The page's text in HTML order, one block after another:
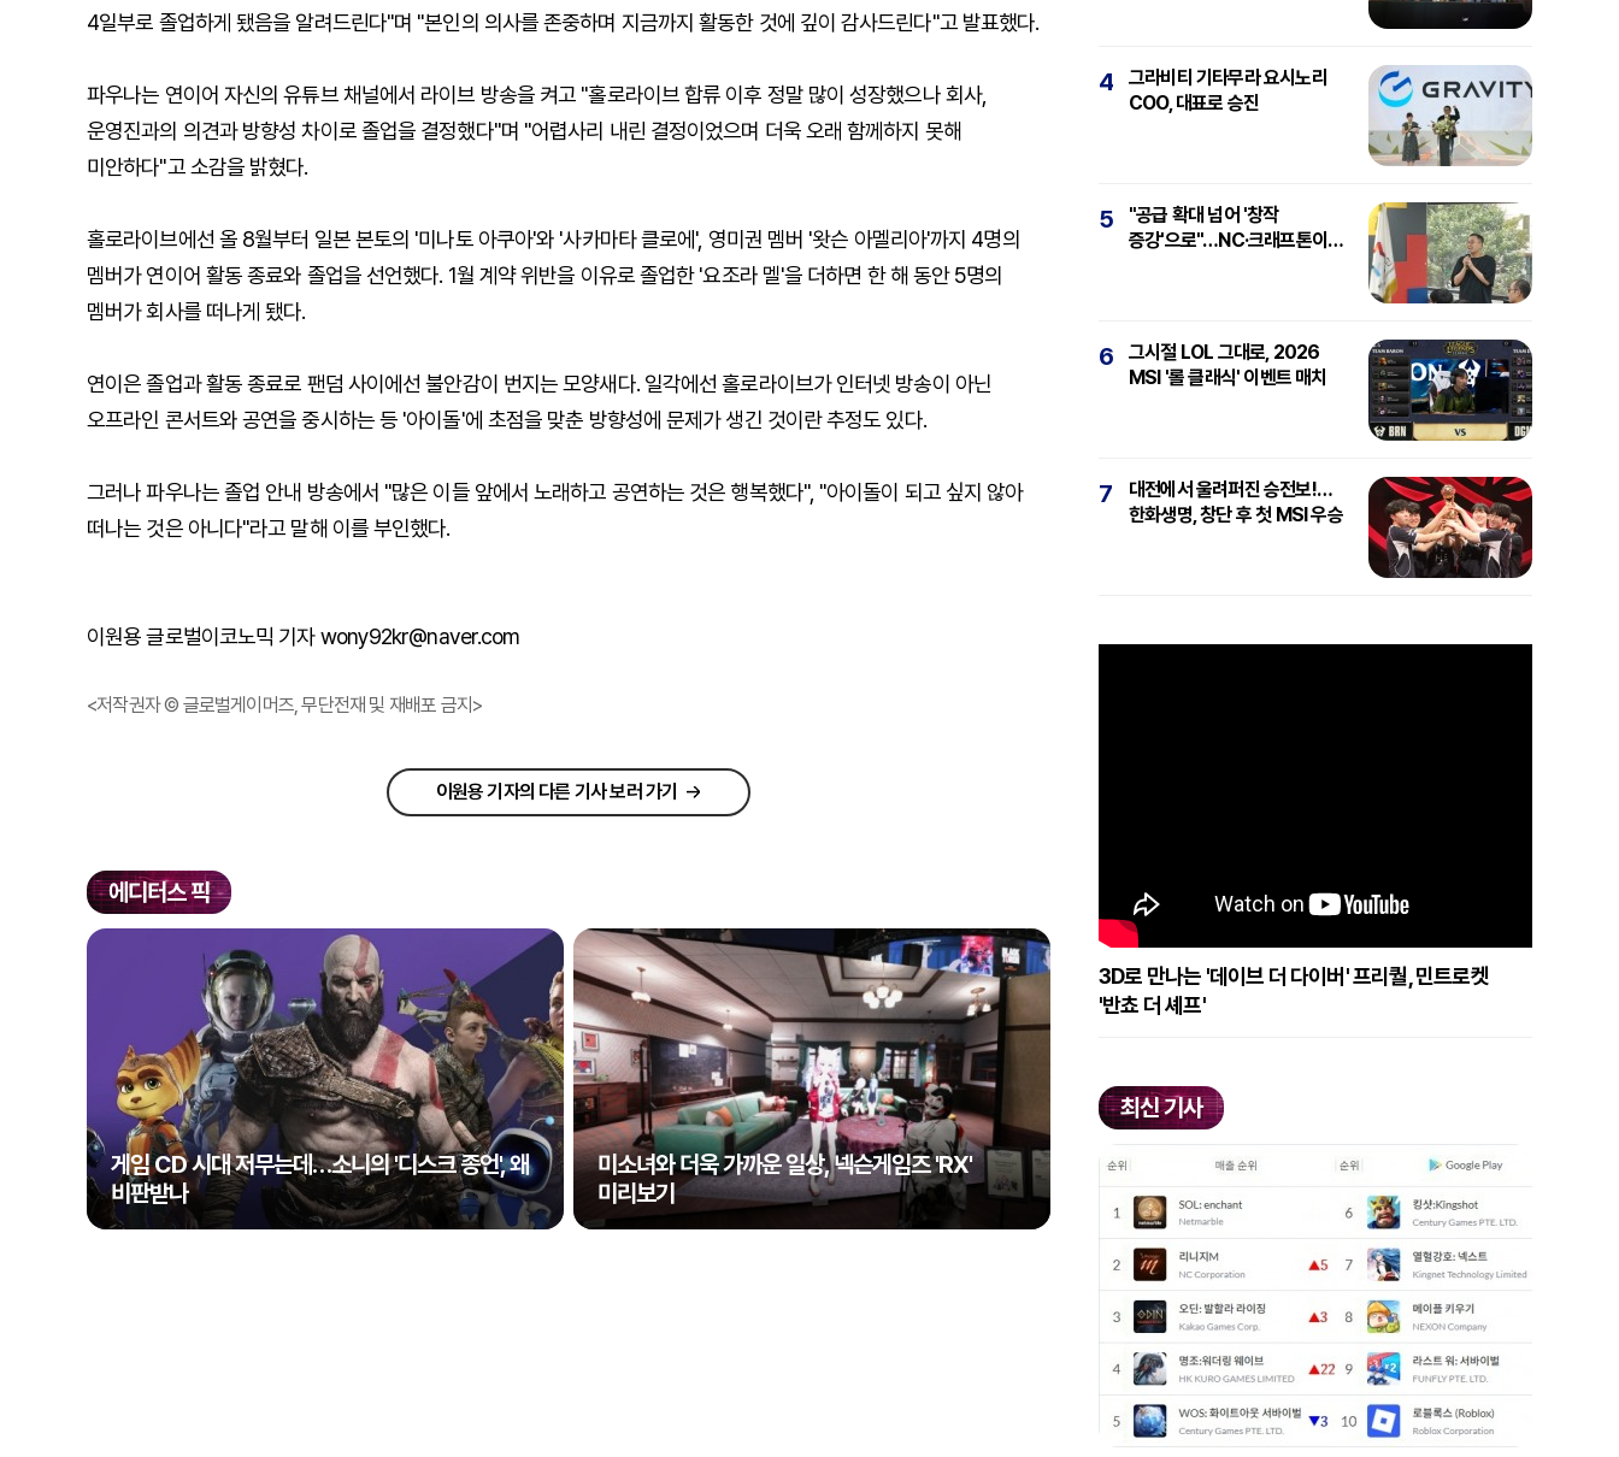
4일부로 졸업하게 됐음을 알려드린다"며 "본인의 의사를 존중하며 지금까지 활동한 것에 깊이 감사드린다"고 발표했다.
파우나는 연이어 자신의 유튜브 채널에서 라이브 방송을 켜고 "홀로라이브 합류 이후 정말 많이 성장했으나 회사,
운영진과의 의견과 방향성 차이로 졸업을 결정했다"며 "어렵사리 내린 결정이었으며 더욱 오래 함께하지 못해
미안하다"고 소감을 밝혔다.
홀로라이브에선 올 8월부터 일본 본토의 '미나토 아쿠아'와 '사카마타 클로에', 영미권 멤버 '왓슨 아멜리아'까지 4명의
멤버가 연이어 활동 종료와 졸업을 선언했다. 1월 계약 위반을 이유로 졸업한 '요조라 멜'을 더하면 한 해 동안 5명의
멤버가 회사를 떠나게 됐다.
연이은 졸업과 활동 종료로 팬덤 사이에선 불안감이 번지는 모양새다. 일각에선 홀로라이브가 인터넷 방송이 아닌
오프라인 콘서트와 공연을 중시하는 등 '아이돌'에 초점을 맞춘 방향성에 문제가 생긴 것이란 추정도 있다.
그러나 파우나는 졸업 안내 방송에서 "많은 이들 앞에서 노래하고 공연하는 것은 행복했다", "아이돌이 되고 싶지 않아
떠나는 것은 아니다"라고 말해 이를 부인했다.
이원용 글로벌이코노믹 기자 wony92kr@naver.com
<저작권자 © 글로벌게이머즈, 무단전재 및 재배포 금지>
이원용 기자의 다른 기사 보러 가기
에디터스 픽
게임 CD 시대 저무는데…소니의 '디스크 종언', 왜
비판받나
미소녀와 더욱 가까운 일상, 넥슨게임즈 'RX'
미리보기
4
그라비티 기타무라 요시노리
COO, 대표로 승진
5
"공급 확대 넘어 '창작
증강'으로"…NC·크래프톤이
6
그시절 LOL 그대로, 2026
MSI '롤 클래식' 이벤트 매치
7
대전에서 울려퍼진 승전보!…
한화생명, 창단 후 첫 MSI 우승
3D로 만나는 '데이브 더 다이버' 프리퀄, 민트로켓
'반쵸 더 셰프'
최신 기사